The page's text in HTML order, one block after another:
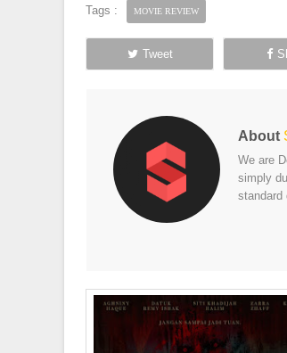
Tags : MOVIE REVIEW
Tweet
About
We are
simply
standard